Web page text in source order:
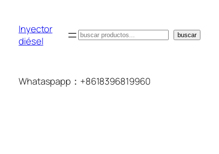
Inyector
diésel
搜
buscar
Whataspapp：+8618396819960